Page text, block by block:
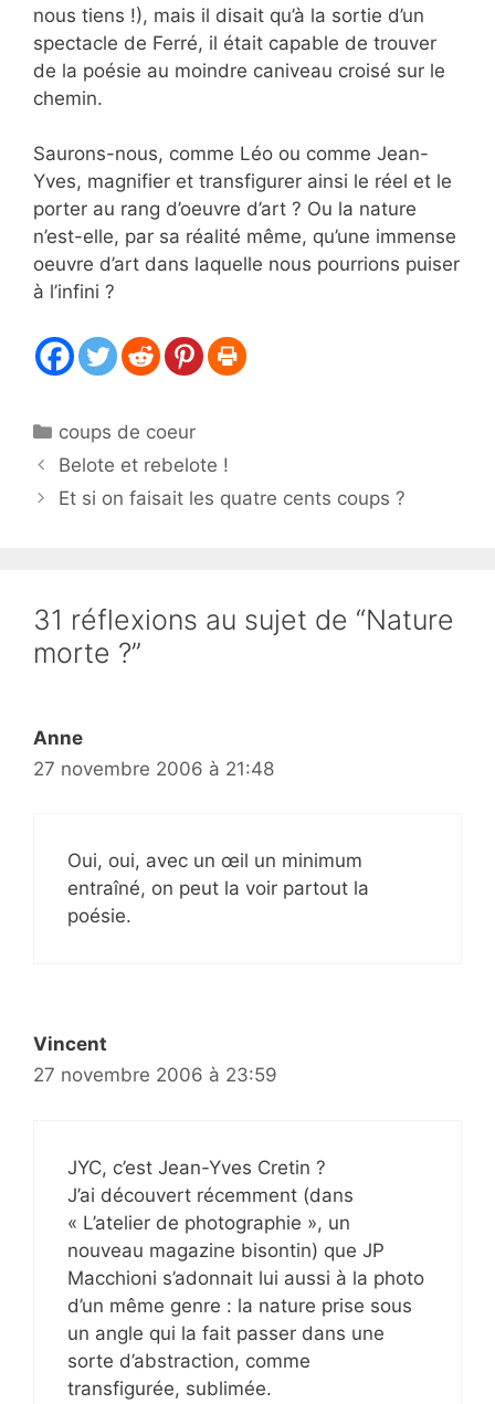
nous tiens !), mais il disait qu’à la sortie d’un
spectacle de Ferré, il était capable de trouver
de la poésie au moindre caniveau croisé sur le
chemin.
Saurons-nous, comme Léo ou comme Jean-
Yves, magnifier et transfigurer ainsi le réel et le
porter au rang d’oeuvre d’art ? Ou la nature
n’est-elle, par sa réalité même, qu’une immense
oeuvre d’art dans laquelle nous pourrions puiser
à l’infini ?
Catégories
coups de coeur
Belote et rebelote !
Et si on faisait les quatre cents coups ?
31 réflexions au sujet de “Nature
morte ?”
Anne
27 novembre 2006 à 21:48
Oui, oui, avec un œil un minimum
entraîné, on peut la voir partout la
poésie.
Vincent
27 novembre 2006 à 23:59
JYC, c’est Jean-Yves Cretin ?
J’ai découvert récemment (dans
« L’atelier de photographie », un
nouveau magazine bisontin) que JP
Macchioni s’adonnait lui aussi à la photo
d’un même genre : la nature prise sous
un angle qui la fait passer dans une
sorte d’abstraction, comme
transfigurée, sublimée.